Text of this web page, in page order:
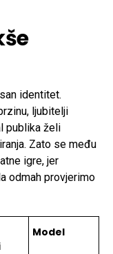
identitet.
ljubitelji
publika želi
Zato se među
igre, jer
odmah provjerimo
Model